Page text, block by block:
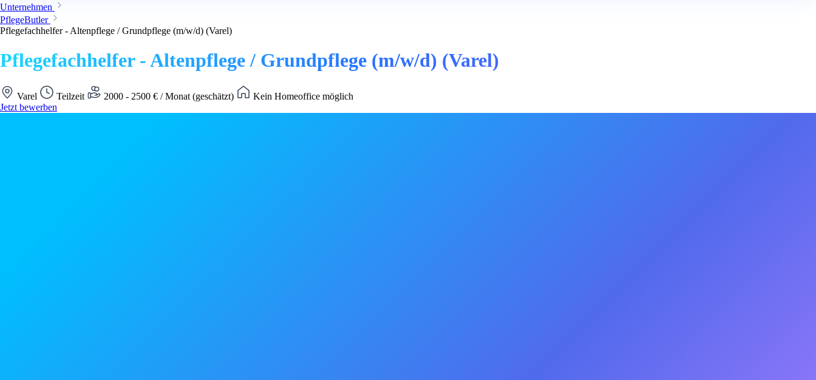
Unternehmen
PflegeButler
Pflegefachhelfer - Altenpflege / Grundpflege (m/w/d) (Varel)
Pflegefachhelfer - Altenpflege / Grundpflege (m/w/d) (Varel)
Varel Teilzeit 2000 - 2500 € / Monat (geschätzt)
Kein Homeoffice möglich
Jetzt bewerben